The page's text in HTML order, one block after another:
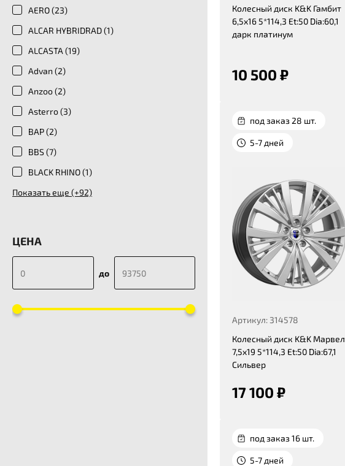
AERO (23)
ALCAR HYBRIDRAD (1)
ALCASTA (19)
Advan (2)
Anzoo (2)
Asterro (3)
BAP (2)
BBS (7)
BLACK RHINO (1)
Показать еще (+92)
ЦЕНА
до
Колесный диск K&K Гамбит
6,5x16 5*114,3 Et:50 Dia:60,1
дарк платинум
10 500 ₽
под заказ 28 шт.
5-7 дней
Артикул: 314578
Колесный диск K&K Марвел
7,5x19 5*114,3 Et:50 Dia:67,1
Сильвер
17 100 ₽
под заказ 16 шт.
5-7 дней